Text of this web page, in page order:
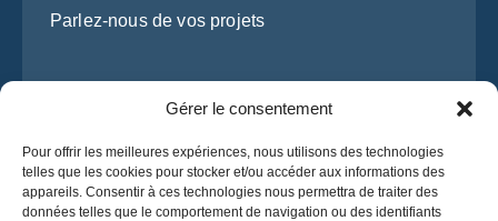
Gérer le consentement
Pour offrir les meilleures expériences, nous utilisons des technologies
telles que les cookies pour stocker et/ou accéder aux informations des
appareils. Consentir à ces technologies nous permettra de traiter des
données telles que le comportement de navigation ou des identifiants